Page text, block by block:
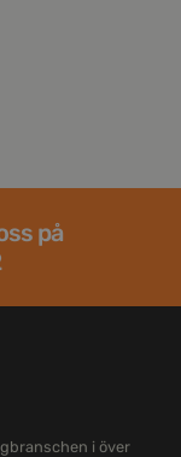
på
i över